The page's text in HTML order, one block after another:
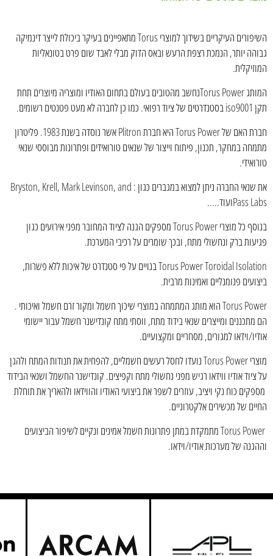
השיפורים העיקריים בשידוך למוצרי Torus מתאפיינים בעיקר ביכולת לייצר דינמיקה
גבוהה יותר, הנמכת רצפת הרעש ובאס הדוק מבלי לאבד שום פרט בטונאליות
המוזיקלית.
המותג Torus Powerנחשב מהטובים בעולם בתחום האודיו ומוצריה מיוצרים תחת
תקן iso9001 בסטנדרטים של ציוד רפואי. כמו כן לחברה לא מעט פטנטים רשומים.
חברת האם של Torus Power היא חברת Plitron אשר נוסדה בשנת 1983. פליטרון
מתמחה במחקר, תכנון, פיתוח וייצור של שנאים טורואידים ופתרונות מבוססי שנאי
טורואידי.
את שנאי החברה ניתן למצוא במגברים כגון : Bryston, Krell, Mark Levinson, and
Pass Labsועוד.....
בנוסף כל מוצרי Torus Power מספקים הגנה לציוד המחובר מפני אירועים כגון
פגיעות ברק ונחשולי מתח, ובכך שומרים על רכיבי המערכת.
Torus Power Toroidal Isolation בנויים על פי סטנדרט של איכות ללא פשרות,
ביצועים פנומנליים ואמינות מרבית.
Torus Power הוא מותג המתמחה במוצרי שיכוך חשמל ומקור זרם חשמל ואיכותי .
הם מתכננים ומייצרים שנאי בידוד מתח, ווסתי מתח קונדישנר חשמל עבור יישומי
אודיו/וידאו למגורים, מסחריים ומקצועיים.
מוצרי Torus Power נועדו לחסל רעשים חשמליים, להפחית את תנודות המתח ולהגן
על ציוד אודיו ווידאו רגיש מפני נחשולי מתח וקפיצים. קונדישנר החשמל ושנאי הבידוד
מספקים כוח נקי ויציב, עוזרים לשפר את ביצועי האודיו והווידאו ולהאריך את תוחלת
החיים של מכשירים אלקטרוניים.
Torus Power מתמקדת במתן פתרונות חשמל אמינים ונקיים לשיפור הביצועים
וההגנה של מערכות אודיו/וידאו.